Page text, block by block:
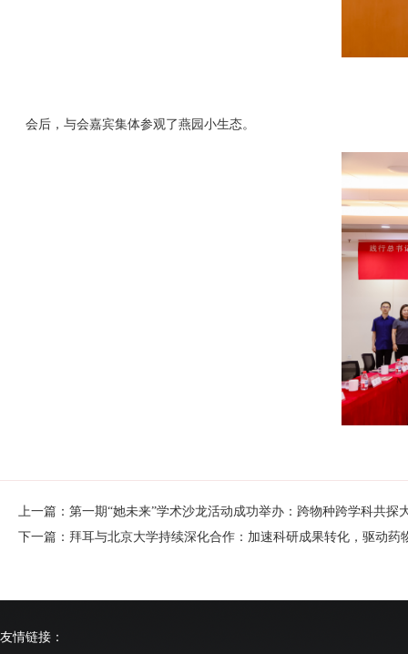
会后，与会嘉宾集体参观了燕园小生态。
上一篇：第一期“她未来”学术沙龙活动成功举办：跨物种跨学科共探
下一篇：拜耳与北京大学持续深化合作：加速科研成果转化，驱动药
友情链接：